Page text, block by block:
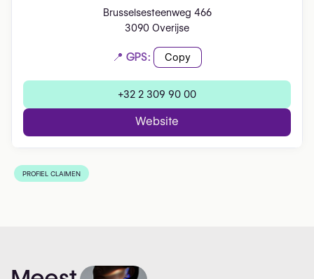
Brusselsesteenweg 466
3090 Overijse
📍 GPS: Copy
+32 2 309 90 00
Website
PROFIEL CLAIMEN